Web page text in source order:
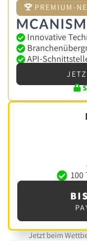
PREMIUM-
Innovative
API-
100
Jetzt beim